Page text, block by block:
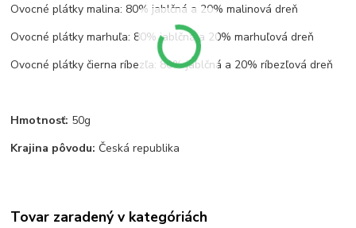
Ovocné plátky malina: 80% jablčná a 20% malinová dreň
Ovocné plátky marhuľa: 80% jablčná a 20% marhuľová dreň
Ovocné plátky čierna ríbezľa: 80% jablčná a 20% ríbezľová dreň
Hmotnosť: 50g
Krajina pôvodu: Česká republika
Tovar zaradený v kategóriách